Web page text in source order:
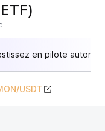
en pilote
/USDT